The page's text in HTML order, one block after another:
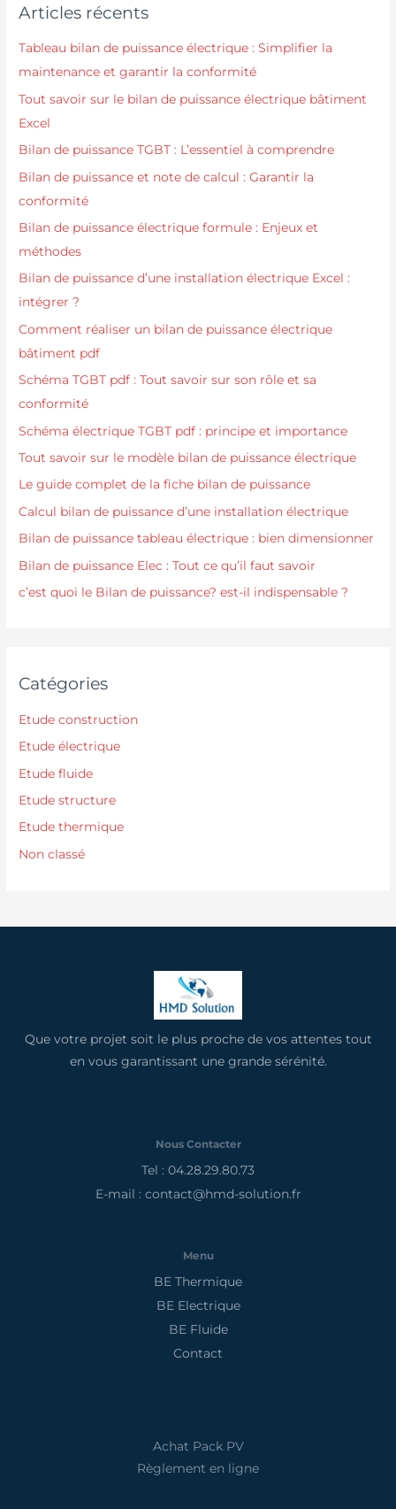
Articles récents
Tableau bilan de puissance électrique : Simplifier la
maintenance et garantir la conformité
Tout savoir sur le bilan de puissance électrique bâtiment
Excel
Bilan de puissance TGBT : L’essentiel à comprendre
Bilan de puissance et note de calcul : Garantir la
conformité
Bilan de puissance électrique formule : Enjeux et
méthodes
Bilan de puissance d’une installation électrique Excel :
intégrer ?
Comment réaliser un bilan de puissance électrique
bâtiment pdf
Schéma TGBT pdf : Tout savoir sur son rôle et sa
conformité
Schéma électrique TGBT pdf : principe et importance
Tout savoir sur le modèle bilan de puissance électrique
Le guide complet de la fiche bilan de puissance
Calcul bilan de puissance d’une installation électrique
Bilan de puissance tableau électrique : bien dimensionner
Bilan de puissance Elec : Tout ce qu’il faut savoir
c’est quoi le Bilan de puissance? est-il indispensable ?
Catégories
Etude construction
Etude électrique
Etude fluide
Etude structure
Etude thermique
Non classé
Que votre projet soit le plus proche de vos attentes tout
en vous garantissant une grande sérénité.
Nous Contacter
Tel : 04.28.29.80.73
E-mail : contact@hmd-solution.fr
Menu
BE Thermique
BE Electrique
BE Fluide
Contact
Achat Pack PV
Règlement en ligne